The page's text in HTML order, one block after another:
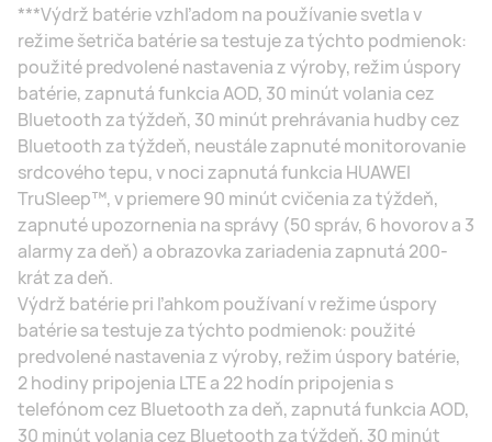
***Výdrž batérie vzhľadom na používanie svetla v
režime šetriča batérie sa testuje za týchto podmienok:
použité predvolené nastavenia z výroby, režim úspory
batérie, zapnutá funkcia AOD, 30 minút volania cez
Bluetooth za týždeň, 30 minút prehrávania hudby cez
Bluetooth za týždeň, neustále zapnuté monitorovanie
srdcového tepu, v noci zapnutá funkcia HUAWEI
TruSleep™, v priemere 90 minút cvičenia za týždeň,
zapnuté upozornenia na správy (50 správ, 6 hovorov a 3
alarmy za deň) a obrazovka zariadenia zapnutá 200-
krát za deň.
Výdrž batérie pri ľahkom používaní v režime úspory
batérie sa testuje za týchto podmienok: použité
predvolené nastavenia z výroby, režim úspory batérie,
2 hodiny pripojenia LTE a 22 hodín pripojenia s
telefónom cez Bluetooth za deň, zapnutá funkcia AOD,
30 minút volania cez Bluetooth za týždeň, 30 minút